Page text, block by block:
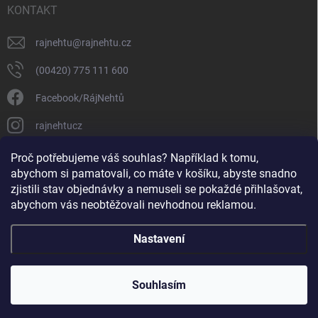
Proč potřebujeme váš souhlas? Například k tomu,
abychom si pamatovali, co máte v košíku, abyste snadno
zjistili stav objednávky a nemuseli se pokaždé přihlašovat,
abychom vás neobtěžovali nevhodnou reklamou.
Nastavení
Souhlasím
KONTAKT
rajnehtu@rajnehtu.cz
(00420) 775 111 600
Facebook/RájNehtů
rajnehtucz
https://www.youtube.com/@RajnehtuCzc
Ráj nehtů . Všechna práva vyhrazena.